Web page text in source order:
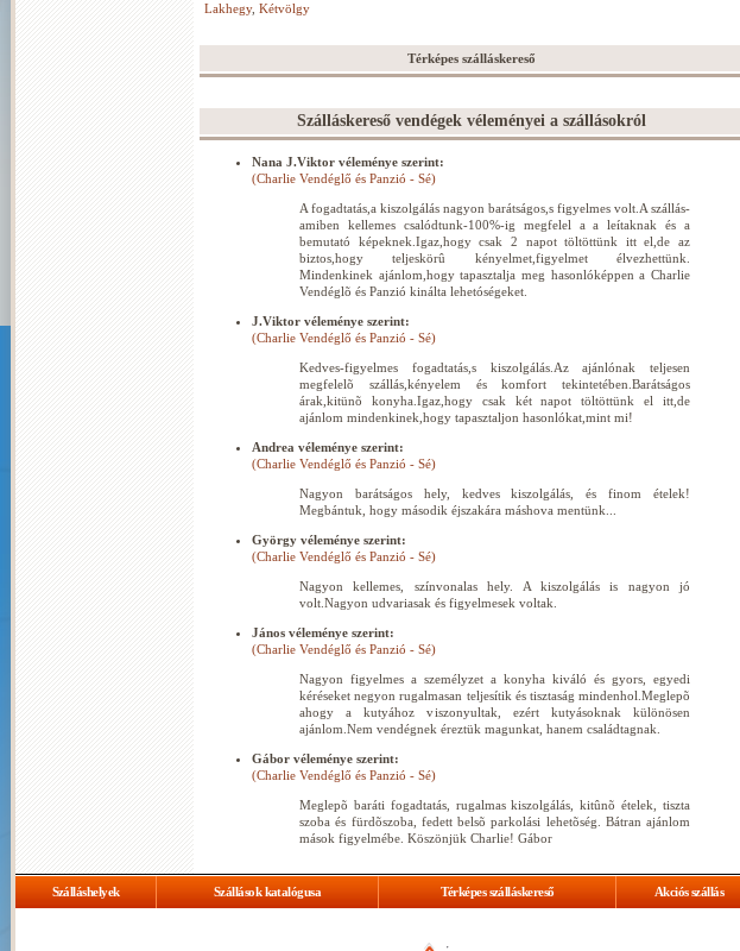
Lakhegy, Kétvölgy
Térképes szálláskereső
Szálláskereső vendégek véleményei a szállásokról
Nana J.Viktor véleménye szerint:
(Charlie Vendéglő és Panzió - Sé)
A fogadtatás,a kiszolgálás nagyon barátságos,s figyelmes volt.A szállás-
amiben kellemes csalódtunk-100%-ig megfelel a a leítaknak és a
bemutató képeknek.Igaz,hogy csak 2 napot töltöttünk itt el,de az
biztos,hogy teljeskörû kényelmet,figyelmet élvezhettünk.
Mindenkinek ajánlom,hogy tapasztalja meg hasonlóképpen a Charlie
Vendéglõ és Panzió kinálta lehetóségeket.
J.Viktor véleménye szerint:
(Charlie Vendéglő és Panzió - Sé)
Kedves-figyelmes fogadtatás,s kiszolgálás.Az ajánlónak teljesen
megfelelõ szállás,kényelem és komfort tekintetében.Barátságos
árak,kitünõ konyha.Igaz,hogy csak két napot töltöttünk el itt,de
ajánlom mindenkinek,hogy tapasztaljon hasonlókat,mint mi!
Andrea véleménye szerint:
(Charlie Vendéglő és Panzió - Sé)
Nagyon barátságos hely, kedves kiszolgálás, és finom ételek!
Megbántuk, hogy második éjszakára máshova mentünk...
György véleménye szerint:
(Charlie Vendéglő és Panzió - Sé)
Nagyon kellemes, színvonalas hely. A kiszolgálás is nagyon jó
volt.Nagyon udvariasak és figyelmesek voltak.
János véleménye szerint:
(Charlie Vendéglő és Panzió - Sé)
Nagyon figyelmes a személyzet a konyha kiváló és gyors, egyedi
kéréseket negyon rugalmasan teljesítik és tisztaság mindenhol.Meglepõ
ahogy a kutyához viszonyultak, ezért kutyásoknak különösen
ajánlom.Nem vendégnek éreztük magunkat, hanem családtagnak.
Gábor véleménye szerint:
(Charlie Vendéglő és Panzió - Sé)
Meglepõ baráti fogadtatás, rugalmas kiszolgálás, kitûnõ ételek, tiszta
szoba és fürdõszoba, fedett belsõ parkolási lehetõség. Bátran ajánlom
mások figyelmébe. Köszönjük Charlie! Gábor
Szálláshelyek Szállások katalógusa Térképes szálláskereső Akciós szállás